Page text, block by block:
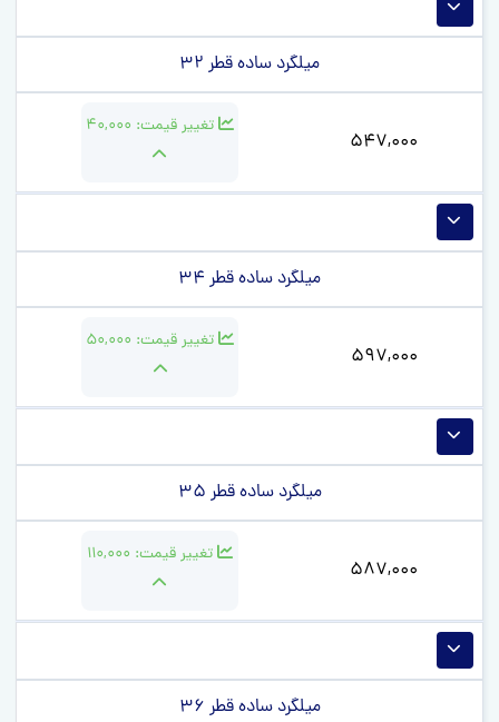
میلگرد ساده قطر 32
547,000
تغییر قیمت: 40,000
میلگرد ساده قطر 34
597,000
تغییر قیمت: 50,000
میلگرد ساده قطر 35
587,000
تغییر قیمت: 110,000
میلگرد ساده قطر 36